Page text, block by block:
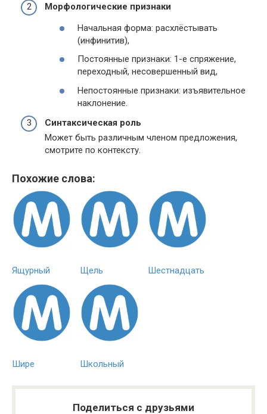
Морфологические признаки
Начальная форма: расхлёстывать
(инфинитив),
Постоянные признаки: 1-е спряжение,
переходный, несовершенный вид,
Непостоянные признаки: изъявительное
наклонение.
Синтаксическая роль
Может быть различным членом предложения,
смотрите по контексту.
Похожие слова:
Ящурный Щель Шестнадцать
Шире Школьный
Поделиться с друзьями